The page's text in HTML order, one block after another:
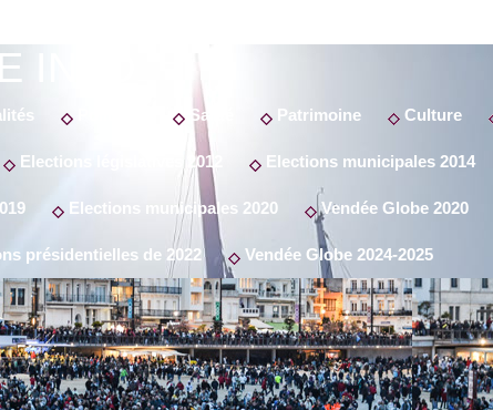
INFO
Santé Patrimoine Culture
Elections législatives 2012 Elections municipales 2014
Elections municipales 2020 Vendée Globe 2020
présidentielles de 2022 Vendée Globe 2024-2025